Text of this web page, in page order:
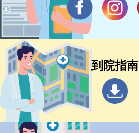
到院指南